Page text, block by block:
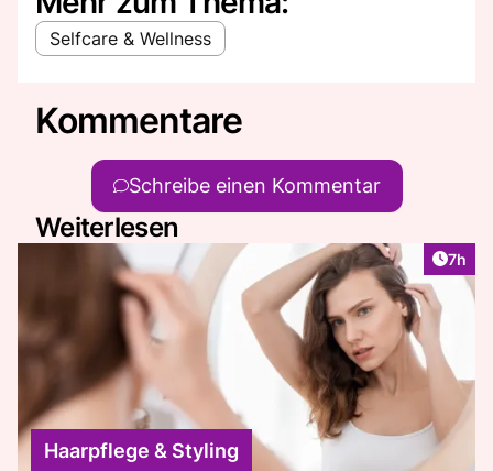
Selfcare & Wellness
Kommentare
Schreibe einen Kommentar
Weiterlesen
7h
Haarpflege & Styling